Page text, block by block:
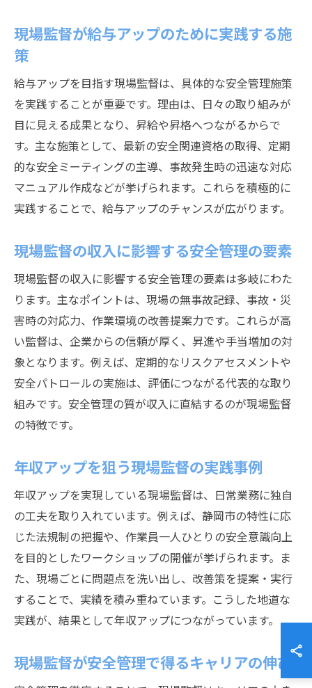
現場監督が給与アップのために実践する施
策
給与アップを目指す現場監督は、具体的な安全管理施策
を実践することが重要です。理由は、日々の取り組みが
目に見える成果となり、昇給や昇格へつながるからで
す。主な施策として、最新の安全関連資格の取得、定期
的な安全ミーティングの主導、事故発生時の迅速な対応
マニュアル作成などが挙げられます。これらを積極的に
実践することで、給与アップのチャンスが広がります。
現場監督の収入に影響する安全管理の要素
現場監督の収入に影響する安全管理の要素は多岐にわた
ります。主なポイントは、現場の無事故記録、事故・災
害時の対応力、作業環境の改善提案力です。これらが高
い監督は、企業からの信頼が厚く、昇進や手当増加の対
象となります。例えば、定期的なリスクアセスメントや
安全パトロールの実施は、評価につながる代表的な取り
組みです。安全管理の質が収入に直結するのが現場監督
の特徴です。
年収アップを狙う現場監督の実践事例
年収アップを実現している現場監督は、日常業務に独自
の工夫を取り入れています。例えば、静岡市の特性に応
じた法規制の把握や、作業員一人ひとりの安全意識向上
を目的としたワークショップの開催が挙げられます。ま
た、現場ごとに問題点を洗い出し、改善策を提案・実行
することで、実績を積み重ねています。こうした地道な
実践が、結果として年収アップにつながっています。
現場監督が安全管理で得るキャリアの伸び